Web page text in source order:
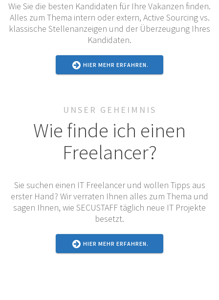
Wie Sie die besten Kandidaten für Ihre Vakanzen finden.
Alles zum Thema intern oder extern, Active Sourcing vs.
klassische Stellenanzeigen und der Überzeugung Ihres
Kandidaten.
HIER MEHR ERFAHREN.
UNSER GEHEIMNIS
Wie finde ich einen
Freelancer?
Sie suchen einen IT Freelancer und wollen Tipps aus
erster Hand? Wir verraten Ihnen alles zum Thema und
sagen Ihnen, wie SECUSTAFF täglich neue IT Projekte
besetzt.
HIER MEHR ERFAHREN.